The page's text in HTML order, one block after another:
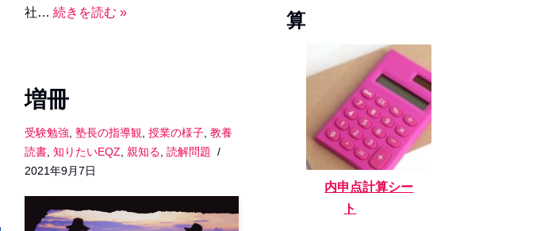
社… 続きを読む »
増冊
受験勉強 塾長の指導観 授業の様子, 教養
読書, 知りたいEQZ 親知る 読解問題
2021年9月7日
算
内申点計算シー
ト